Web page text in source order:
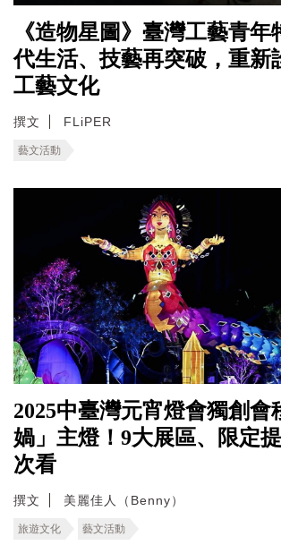
《造物星圖》臺灣工藝青年
代生活、技藝再突破，重新
工藝文化
撰文 FLiPER
藝文活動
2025中臺灣元宵燈會獨創會
媧」主燈！9大展區、限定
次看
撰文 美麗佳人（Benny）
旅遊文化 藝文活動